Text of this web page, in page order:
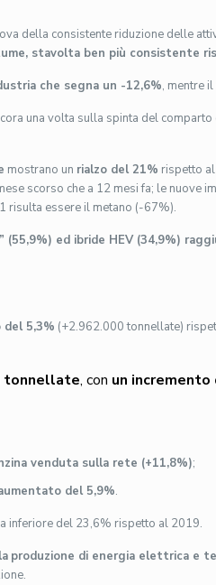
della consistente riduzione delle
stavolta ben più consistente
che segna un -12,6%, mentre il
una volta sulla spinta del
mostrano un rialzo del 21% rispetto
scorso che a 12 mesi fa; le nuove
risulta essere il metano (-67%).
ed ibride HEV (34,9%)
del 5,3% (+2.962.000 tonnellate)
tonnellate, con un incremento
venduta sulla rete (+11,8%);
del 5,9%.
inferiore del 23,6% rispetto al 2019.
la produzione di energia elettrica e